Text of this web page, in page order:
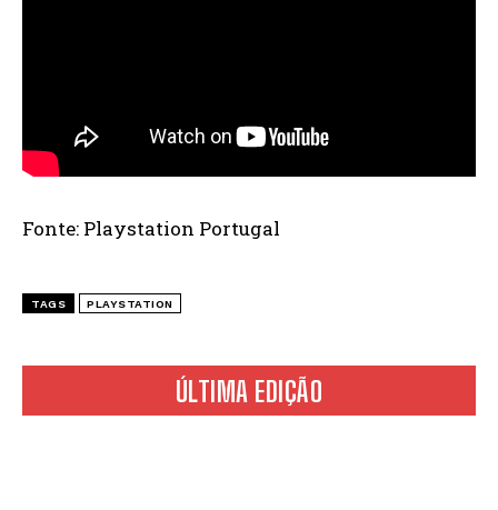
ÚLTIMA EDIÇÃO
Fonte: Playstation Portugal
TAGS PLAYSTATION